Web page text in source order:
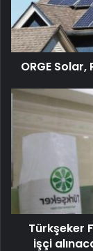
ORGE
Türkşeker
işçi